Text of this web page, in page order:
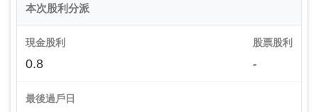
本次股利分派
現金股利
0.8
股票股利
-
最後過戶日